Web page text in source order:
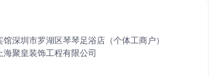
馆深圳市罗湖区琴琴足浴店（个体工商户）
海聚皇装饰工程有限公司